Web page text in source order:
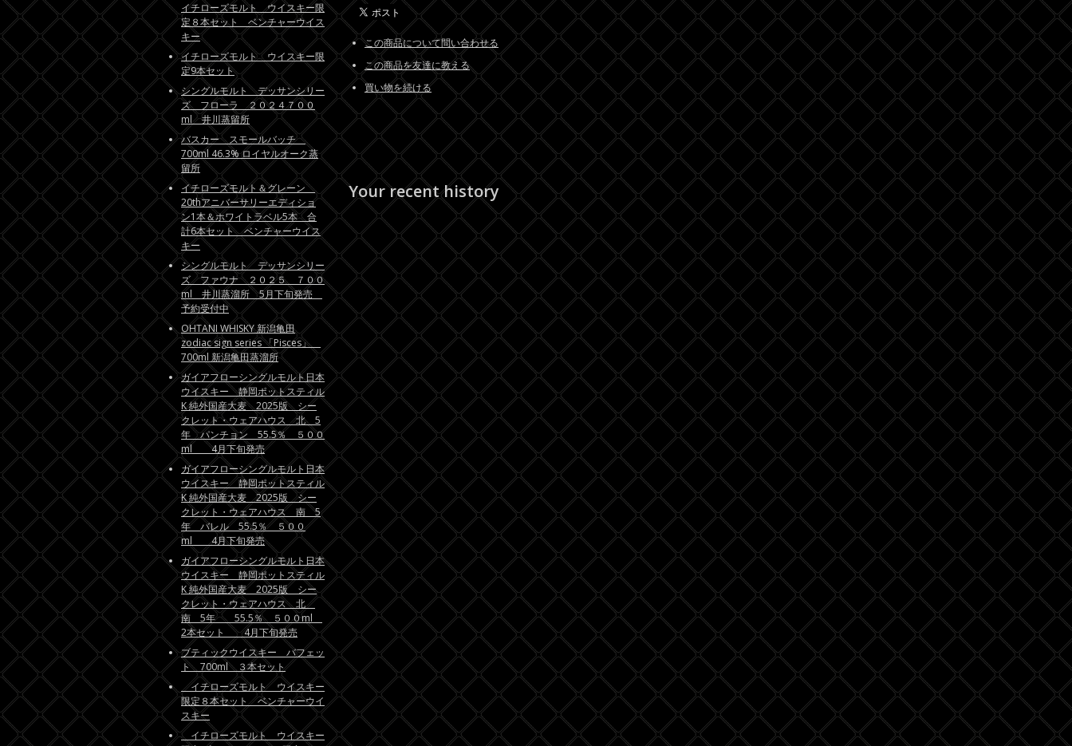
この商品について問い合わせる
この商品を友達に教える
買い物を続ける
Your recent history
イチローズモルト ウイスキー限
定８本セット ベンチャーウイス
キー
イチローズモルト ウイスキー限
定9本セット
シングルモルト デッサンシリー
ズ フローラ ２０２４７００
ml 井川蒸留所
バスカー スモールバッチ
700ml 46.3% ロイヤルオーク蒸
留所
イチローズモルト＆グレーン
20thアニバーサリーエディショ
ン1本＆ホワイトラベル5本 合
計6本セット ベンチャーウイス
キー
シングルモルト デッサンシリー
ズ ファウナ ２０２５ ７００
ml 井川蒸溜所 5月下旬発売
予約受付中
OHTANI WHISKY 新潟亀田
zodiac sign series 「Pisces」
700ml 新潟亀田蒸溜所
ガイアフローシングルモルト日本
ウイスキー 静岡ポットスティル
K 純外国産大麦 2025版 シー
クレット・ウェアハウス 北 5
年 パンチョン 55.5％ ５００
ml 4月下旬発売
ガイアフローシングルモルト日本
ウイスキー 静岡ポットスティル
K 純外国産大麦 2025版 シー
クレット・ウェアハウス 南 5
年 バレル 55.5％ ５００
ml 4月下旬発売
ガイアフローシングルモルト日本
ウイスキー 静岡ポットスティル
K 純外国産大麦 2025版 シー
クレット・ウェアハウス 北
南 5年 55.5％ ５００ml
2本セット 4月下旬発売
ブティックウイスキー バフェッ
ト 700ml ３本セット
イチローズモルト ウイスキー
限定８本セット ベンチャーウイ
スキー
イチローズモルト ウイスキー